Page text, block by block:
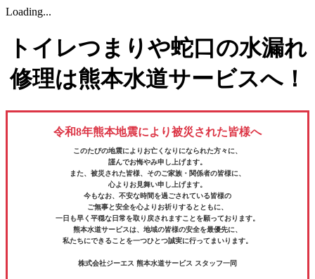
Loading...
トイレつまりや蛇口の水漏れ
修理は熊本水道サービスへ！
令和8年熊本地震により被災された皆様へ
このたびの地震によりお亡くなりになられた方々に、
謹んでお悔やみ申し上げます。
また、被災された皆様、そのご家族・関係者の皆様に、
心よりお見舞い申し上げます。
今もなお、不安な時間を過ごされている皆様の
ご無事と安全を心よりお祈りするとともに、
一日も早く平穏な日常を取り戻されますことを願っております。
熊本水道サービスは、地域の皆様の安全を最優先に、
私たちにできることを一つひとつ誠実に行ってまいります。
株式会社ジーエス 熊本水道サービス スタッフ一同